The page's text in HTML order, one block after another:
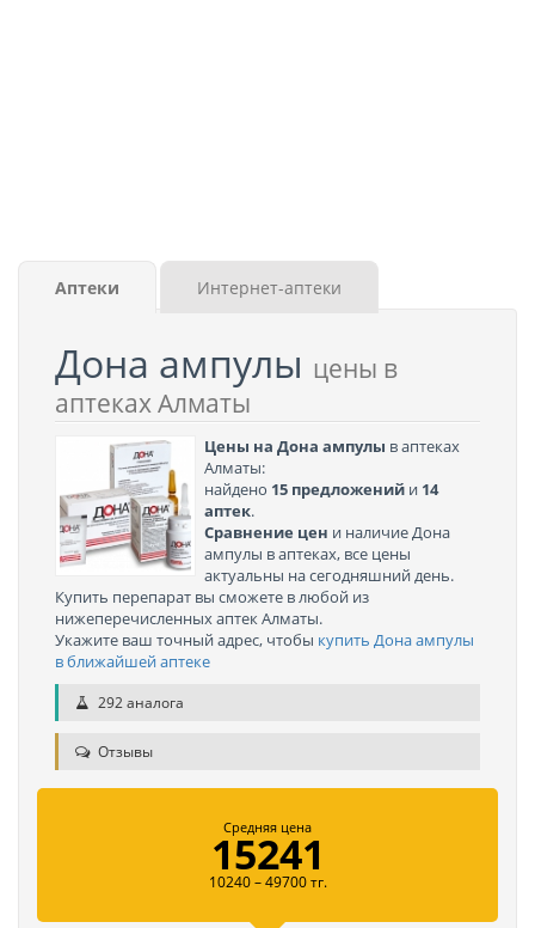
Аптеки Интернет-аптеки
Дона ампулы цены в
аптеках Алматы
Цены на Дона ампулы в аптеках
Алматы:
найдено 15 предложений и 14
аптек.
Сравнение цен и наличие Дона
ампулы в аптеках, все цены
актуальны на сегодняшний день.
Купить перепарат вы сможете в любой из
нижеперечисленных аптек Алматы.
Укажите ваш точный адрес, чтобы купить Дона ампулы
в ближайшей аптеке
292 аналога
Отзывы
Средняя цена
15241
10240 – 49700 тг.